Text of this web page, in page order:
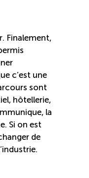
Finalement,
c’est une
sont
hôtellerie,
la
Si on est
de